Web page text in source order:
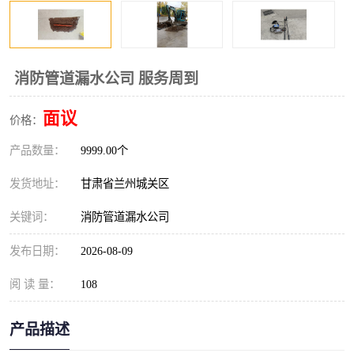
消防管道漏水公司 服务周到
价格： 面议
产品数量： 9999.00个
发货地址： 甘肃省兰州城关区
关键词： 消防管道漏水公司
发布日期： 2026-08-09
阅 读 量： 108
产品描述